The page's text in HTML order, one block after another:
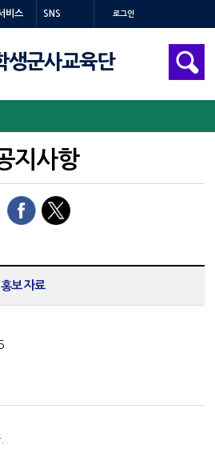
비스 SNS 로그인
생군사교육단
지사항
보 자료